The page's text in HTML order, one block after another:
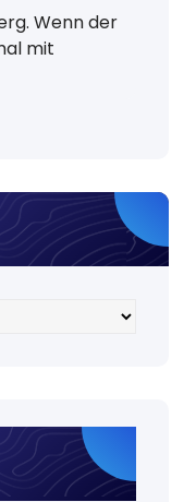
Wenn der
mit